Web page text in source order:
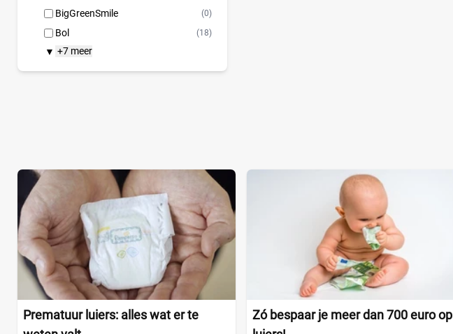
BigGreenSmile (0)
Bol (18)
▼ +7 meer
Prematuur luiers: alles wat er te
Zó bespaar je meer dan 700 euro op